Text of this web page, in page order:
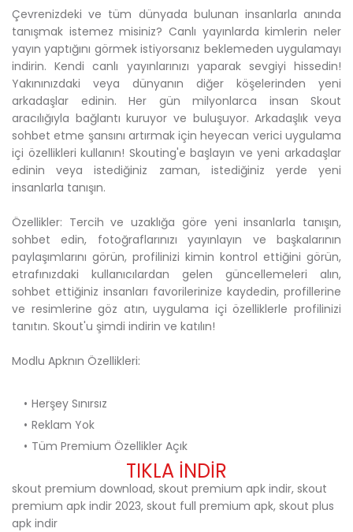
Çevrenizdeki ve tüm dünyada bulunan insanlarla anında
tanışmak istemez misiniz? Canlı yayınlarda kimlerin neler
yayın yaptığını görmek istiyorsanız beklemeden uygulamayı
indirin. Kendi canlı yayınlarınızı yaparak sevgiyi hissedin!
Yakınınızdaki veya dünyanın diğer köşelerinden yeni
arkadaşlar edinin. Her gün milyonlarca insan Skout
aracılığıyla bağlantı kuruyor ve buluşuyor. Arkadaşlık veya
sohbet etme şansını artırmak için heyecan verici uygulama
içi özellikleri kullanın! Skouting'e başlayın ve yeni arkadaşlar
edinin veya istediğiniz zaman, istediğiniz yerde yeni
insanlarla tanışın.
Özellikler: Tercih ve uzaklığa göre yeni insanlarla tanışın,
sohbet edin, fotoğraflarınızı yayınlayın ve başkalarının
paylaşımlarını görün, profilinizi kimin kontrol ettiğini görün,
etrafınızdaki kullanıcılardan gelen güncellemeleri alın,
sohbet ettiğiniz insanları favorilerinize kaydedin, profillerine
ve resimlerine göz atın, uygulama içi özelliklerle profilinizi
tanıtın. Skout'u şimdi indirin ve katılın!
Modlu Apknın Özellikleri:
Herşey Sınırsız
Reklam Yok
Tüm Premium Özellikler Açık
TIKLA İNDİR
skout premium download, skout premium apk indir, skout
premium apk indir 2023, skout full premium apk, skout plus
apk indir